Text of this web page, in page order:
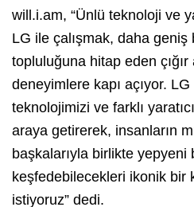
will.i.am, “Ünlü teknoloji ve
LG ile çalışmak, daha geniş
topluluğuna hitap eden
deneyimlere kapı açıyor.
teknolojimizi ve farklı
araya getirerek, insanların
başkalarıyla birlikte yepyeni
keşfedebilecekleri ikonik bir
istiyoruz” dedi.